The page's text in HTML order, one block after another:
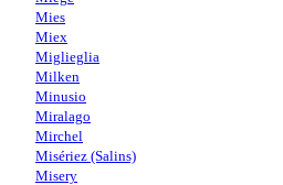
Mies
Miex
Miglieglia
Milken
Minusio
Miralago
Mirchel
Misériez (Salins)
Misery